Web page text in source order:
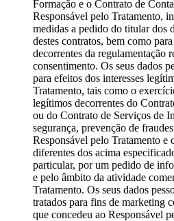
Formação e o Contrato de
Responsável pelo Tratamento,
medidas a pedido do titular dos
destes contratos, bem como
decorrentes da regulamentação
consentimento. Os seus dados
para efeitos dos interesses
Tratamento, tais como o
legítimos decorrentes do
ou do Contrato de Serviços de
segurança, prevenção de
Responsável pelo Tratamento e
diferentes dos acima
particular, por um pedido de
e pelo âmbito da atividade
Tratamento. Os seus dados
tratados para fins de marketing
que concedeu ao Responsável